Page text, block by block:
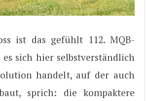
ist das gefühlt 112. MQB-
sich hier selbstverständlich
handelt, auf der auch
sprich: die kompaktere